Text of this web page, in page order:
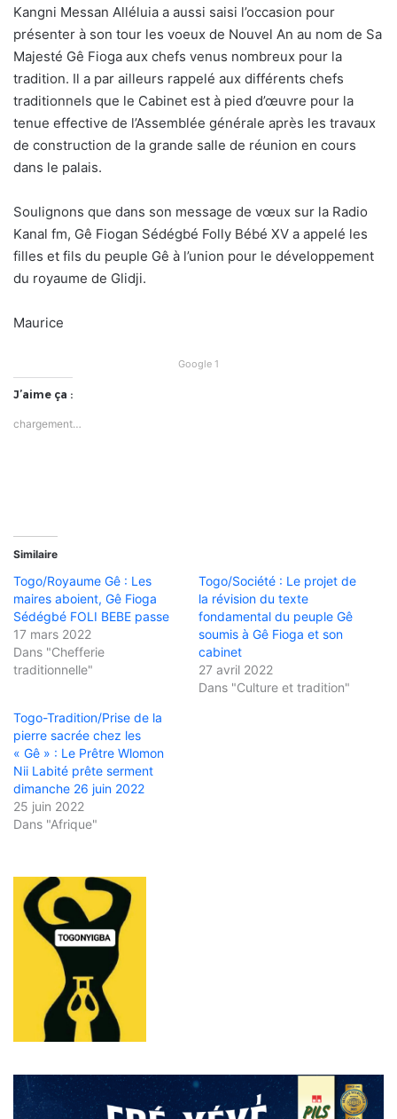
Kangni Messan Alléluia a aussi saisi l’occasion pour
présenter à son tour les voeux de Nouvel An au nom de Sa
Majesté Gê Fioga aux chefs venus nombreux pour la
tradition. Il a par ailleurs rappelé aux différents chefs
traditionnels que le Cabinet est à pied d’œuvre pour la
tenue effective de l’Assemblée générale après les travaux
de construction de la grande salle de réunion en cours
dans le palais.
Soulignons que dans son message de vœux sur la Radio
Kanal fm, Gê Fiogan Sédégbé Folly Bébé XV a appelé les
filles et fils du peuple Gê à l’union pour le développement
du royaume de Glidji.
Maurice
Google 1
J’aime ça :
chargement…
Similaire
Togo/Royaume Gê : Les
maires aboient, Gê Fioga
Sédégbé FOLI BEBE passe
17 mars 2022
Dans "Chefferie
traditionnelle"
Togo/Société : Le projet de
la révision du texte
fondamental du peuple Gê
soumis à Gê Fioga et son
cabinet
27 avril 2022
Dans "Culture et tradition"
Togo-Tradition/Prise de la
pierre sacrée chez les
« Gê » : Le Prêtre Wlomon
Nii Labité prête serment
dimanche 26 juin 2022
25 juin 2022
Dans "Afrique"